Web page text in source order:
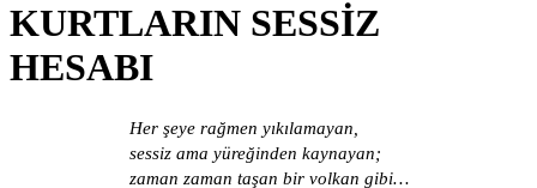
KURTLARIN SESSİZ
HESABI
Her şeye rağmen yıkılamayan,
sessiz ama yüreğinden kaynayan;
zaman zaman taşan bir volkan gibi…